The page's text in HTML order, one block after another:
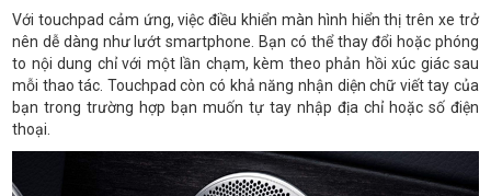
Với touchpad cảm ứng, việc điều khiển màn hình hiển thị trên xe trở
nên dễ dàng như lướt smartphone. Bạn có thể thay đổi hoặc phóng
to nội dung chỉ với một lần chạm, kèm theo phản hồi xúc giác sau
mỗi thao tác. Touchpad còn có khả năng nhận diện chữ viết tay của
bạn trong trường hợp bạn muốn tự tay nhập địa chỉ hoặc số điện
thoại.